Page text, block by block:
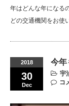
年はどんな年になる
どの交通機関をお使
2018
30
Dec
今年
宇
コ